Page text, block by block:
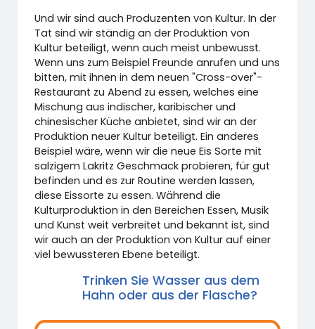
Und wir sind auch Produzenten von Kultur. In der
Tat sind wir ständig an der Produktion von
Kultur beteiligt, wenn auch meist unbewusst.
Wenn uns zum Beispiel Freunde anrufen und uns
bitten, mit ihnen in dem neuen "Cross-over"-
Restaurant zu Abend zu essen, welches eine
Mischung aus indischer, karibischer und
chinesischer Küche anbietet, sind wir an der
Produktion neuer Kultur beteiligt. Ein anderes
Beispiel wäre, wenn wir die neue Eis Sorte mit
salzigem Lakritz Geschmack probieren, für gut
befinden und es zur Routine werden lassen,
diese Eissorte zu essen. Während die
Kulturproduktion in den Bereichen Essen, Musik
und Kunst weit verbreitet und bekannt ist, sind
wir auch an der Produktion von Kultur auf einer
viel bewussteren Ebene beteiligt.
Trinken Sie Wasser aus dem
Hahn oder aus der Flasche?